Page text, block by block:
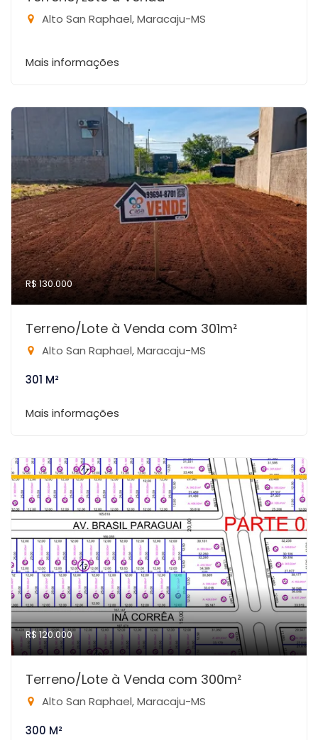
Alto San Raphael, Maracaju-MS
Mais informações
R$ 130.000
Terreno/Lote à Venda com 301m²
Alto San Raphael, Maracaju-MS
301 M²
Mais informações
R$ 120.000
Terreno/Lote à Venda com 300m²
Alto San Raphael, Maracaju-MS
300 M²